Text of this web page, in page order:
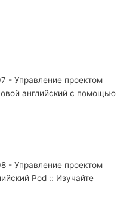
- Управление проектом
английский с помощью
- Управление проектом
Pod :: Изучайте